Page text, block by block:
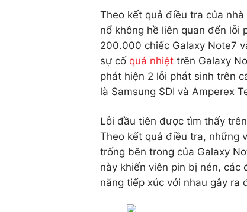
Theo kết quả điều tra của
nổ không hề liên quan đến lỗi
200.000 chiếc Galaxy Note7
sự cố quá nhiệt trên Galaxy
phát hiện 2 lỗi phát sinh trên
là Samsung SDI và Amperex
Lỗi đầu tiên được tìm thấy
Theo kết quả điều tra, những
trống bên trong của Galaxy
này khiến viên pin bị nén,
năng tiếp xúc với nhau gây ra